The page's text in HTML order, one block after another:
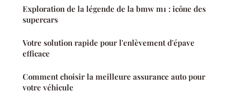
Exploration de la légende de la bmw m1 : icône des
supercars
Votre solution rapide pour l'enlèvement d'épave
efficace
Comment choisir la meilleure assurance auto pour
votre véhicule